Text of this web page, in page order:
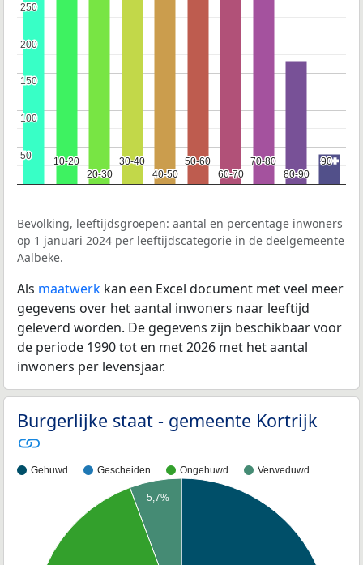
10-20
10-20
20-30
20-30
30-40
30-40
40-50
40-50
50-60
50-60
60-70
60-70
70-80
70-80
80-90
80-90
90+
90+
50
50
100
100
150
150
200
200
250
250
Bevolking, leeftijdsgroepen: aantal en percentage inwoners
op 1 januari 2024 per leeftijdscategorie in de deelgemeente
Aalbeke.
Als maatwerk kan een Excel document met veel meer
gegevens over het aantal inwoners naar leeftijd
geleverd worden. De gegevens zijn beschikbaar voor
de periode 1990 tot en met 2026 met het aantal
inwoners per levensjaar.
Burgerlijke staat - gemeente Kortrijk
Gehuwd Gescheiden Ongehuwd Verweduwd
5,7%